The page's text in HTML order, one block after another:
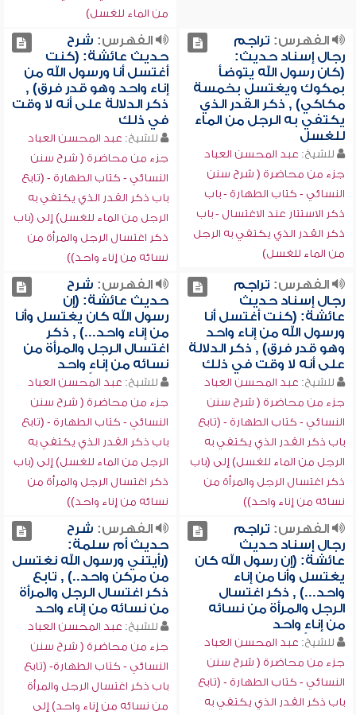
من الماء للغسل)
الفهرس: تراجم
رجال إسناد حديث:
(كان رسول الله يتوضأ
بمكوك ويغتسل بخمسة
مكاكي) , ذكر القدر الذي
يكتفي به الرجل من الماء
للغسل
للشيخ: عبد المحسن العباد
جزء من محاضرة ( شرح سنن
النسائي - كتاب الطهارة - باب
ذكر الاستتار عند الاغتسال - باب
ذكر القدر الذي يكتفي به الرجل
من الماء للغسل)
الفهرس: شرح
حديث عائشة: (كنت
أغتسل أنا ورسول الله من
إناء واحد وهو قدر فرق) ,
ذكر الدلالة على أنه لا وقت
في ذلك
للشيخ: عبد المحسن العباد
جزء من محاضرة ( شرح سنن
النسائي - كتاب الطهارة - (تابع
باب ذكر القدر الذي يكتفي به
الرجل من الماء للغسل) إلى (باب
ذكر اغتسال الرجل والمرأة من
نسائه من إناء واحد))
الفهرس: تراجم
رجال إسناد حديث
عائشة: (كنت أغتسل أنا
ورسول الله من إناء واحد
وهو قدر فرق) , ذكر الدلالة
على أنه لا وقت في ذلك
للشيخ: عبد المحسن العباد
جزء من محاضرة ( شرح سنن
النسائي - كتاب الطهارة - (تابع
باب ذكر القدر الذي يكتفي به
الرجل من الماء للغسل) إلى (باب
ذكر اغتسال الرجل والمرأة من
نسائه من إناء واحد))
الفهرس: شرح
حديث عائشة: (إن
رسول الله كان يغتسل وأنا
من إناء واحد...) , ذكر
اغتسال الرجل والمرأة من
نسائه من إناءٍ واحد
للشيخ: عبد المحسن العباد
جزء من محاضرة ( شرح سنن
النسائي - كتاب الطهارة - (تابع
باب ذكر القدر الذي يكتفي به
الرجل من الماء للغسل) إلى (باب
ذكر اغتسال الرجل والمرأة من
نسائه من إناء واحد))
الفهرس: تراجم
رجال إسناد حديث
عائشة: (إن رسول الله كان
يغتسل وأنا من إناء
واحد...) , ذكر اغتسال
الرجل والمرأة من نسائه
من إناءٍ واحد
للشيخ: عبد المحسن العباد
جزء من محاضرة ( شرح سنن
النسائي - كتاب الطهارة - (تابع
باب ذكر القدر الذي يكتفي به
الفهرس: شرح
حديث أم سلمة:
(رأيتني ورسول الله نغتسل
من مركن واحد..) , تابع
ذكر اغتسال الرجل والمرأة
من نسائه من إناء واحد
للشيخ: عبد المحسن العباد
جزء من محاضرة ( شرح سنن
النسائي - كتاب الطهارة- (تابع
باب ذكر اغتسال الرجل والمرأة
من نسائه من إناء واحد) إلى